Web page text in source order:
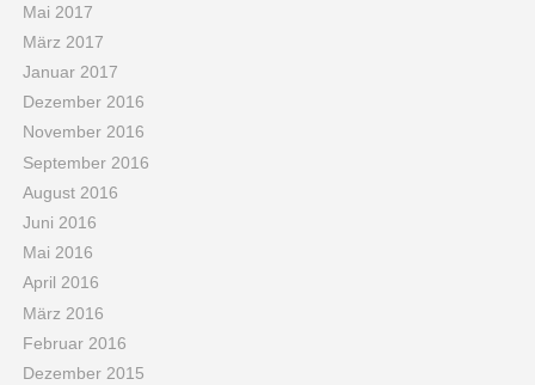
Mai 2017
März 2017
Januar 2017
Dezember 2016
November 2016
September 2016
August 2016
Juni 2016
Mai 2016
April 2016
März 2016
Februar 2016
Dezember 2015